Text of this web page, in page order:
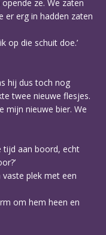
ze. We zaten
er erg in hadden zaten
op die schuit doe.’
hij dus toch nog
twee nieuwe flesjes.
mijn nieuwe bier. We
tijd aan boord, echt
vaste plek met een
om hem heen en